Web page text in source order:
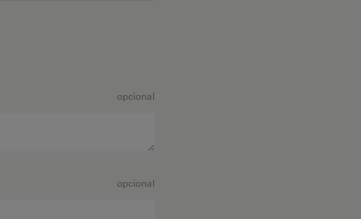
opcional
opcional